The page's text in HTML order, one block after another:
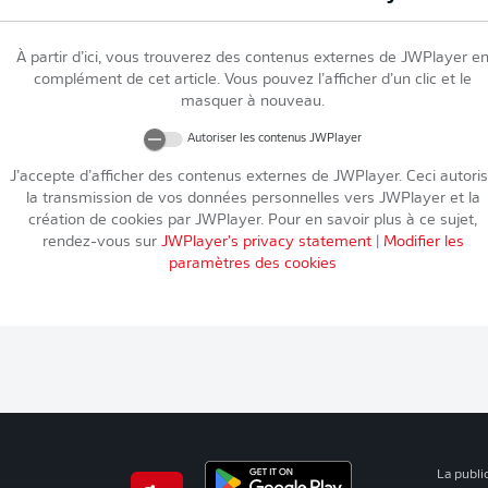
À partir d’ici, vous trouverez des contenus externes de JWPlayer en
complément de cet article. Vous pouvez l’afficher d’un clic et le
masquer à nouveau.
Autoriser les contenus JWPlayer
J’accepte d’afficher des contenus externes de JWPlayer. Ceci
la transmission de vos données personnelles vers JWPlayeret la
création de cookies par JWPlayer. Pour en savoir plus à ce sujet,
rendez-vous sur JWPlayer's privacy statement| Modifier les
paramètres des cookies
La